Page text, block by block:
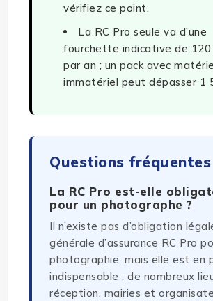
vérifiez ce point.
La RC Pro seule va d’une
fourchette indicative de
par an ; un pack avec
immatériel peut dépasser 1
Questions fréquentes
La RC Pro est-elle
pour un photographe ?
Il n’existe pas d’obligation
générale d’assurance RC Pro
photographie, mais elle est en
indispensable : de nombreux
réception, mairies et